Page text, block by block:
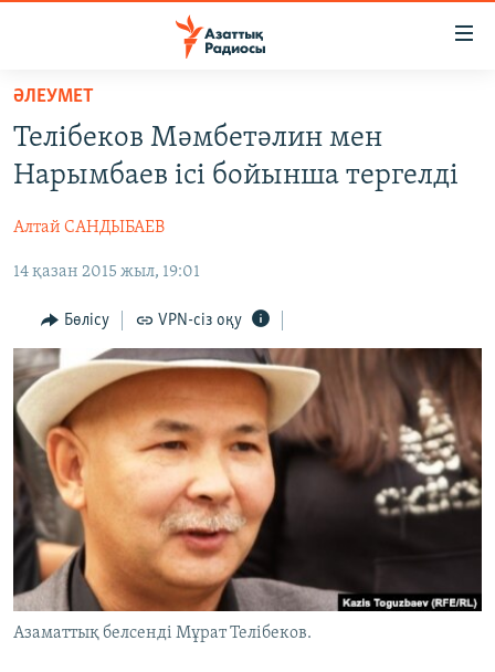
Skip
main
content
to
Navigation
Search
ЖАҢАЛЫҚТАР
AZATTYQTV
ҚАҢТАР ОҚИҒАСЫ
АДАМ ҚҰҚЫҚТАРЫ
ӘЛЕУМЕТ
ӘЛЕМ
АРНАЙЫ ЖОБАЛАР
Русский
ЖАЗЫЛЫҢЫЗ
Басқа тілдерде
ӘЛЕУМЕТ
Телібеков Мәмбетәлин мен
Нарымбаев ісі бойынша тергелді
Алтай САНДЫБАЕВ
14 қазан 2015 жыл, 19:01
Бөлісу VPN-сіз оқу
Азаматтық белсенді Мұрат Телібеков.